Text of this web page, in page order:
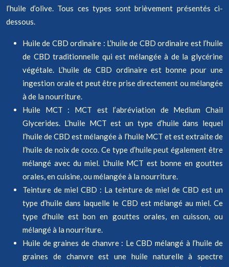
l’huile d’olive. Tous ces types sont brièvement présentés ci-
dessous.
Huile de CBD ordinaire : L’huile de CBD ordinaire est l’huile
de CBD traditionnelle qui est mélangée à de la glycérine
végétale. L’huile de CBD ordinaire est bonne pour une
ingestion orale et peut être prise directement ou mélangée
à de la nourriture.
Huile MCT : MCT est l’abréviation de Medium Chail
Glycerides. L’huile MCT est un type d’huile dans lequel
l’huile de CBD est mélangée à l’huile MCT et est extraite de
l’huile de noix de coco. Ce type d’huile peut également être
mélangé avec du miel. L’huile MCT est bonne en gouttes
orales, en cuisine, ou mélangée à la nourriture.
Teinture de miel CBD : La teinture de miel de CBD est un
type d’huile dans laquelle le CBD est mélangé au miel. Ce
type d’huile est bon en gouttes orales, en cuisson, ou
mélangé à la nourriture.
Huile de graines de chanvre : Le CBD mélangé à l’huile de
graines de chanvre est une huile naturelle à spectre